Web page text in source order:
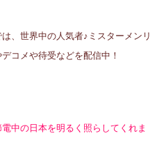
、世界中の人気者♪ミスターメンリ
コメや待受などを配信中！
中の日本を明るく照らしてくれま